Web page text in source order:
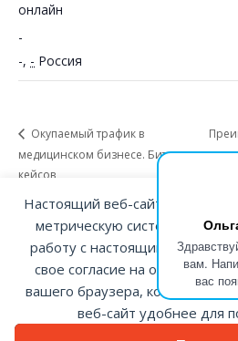
вам.
вас
онлайн
-
-, - Россия
Окупаемый трафик в
медицинском бизнесе. Битва
кейсов
© ООО «КНФ» оператор персональных
№42 от 07.02.2025
Настоящий веб-сайт
метрическую систему
работу с настоящим веб-
свое согласие на обработку/
вашего браузера, которые
веб-сайт удобнее для